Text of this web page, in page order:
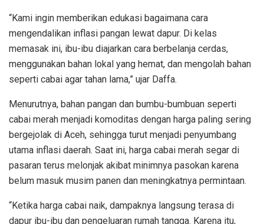
“Kami ingin memberikan edukasi bagaimana cara
mengendalikan inflasi pangan lewat dapur. Di kelas
memasak ini, ibu-ibu diajarkan cara berbelanja cerdas,
menggunakan bahan lokal yang hemat, dan mengolah bahan
seperti cabai agar tahan lama,” ujar Daffa.
Menurutnya, bahan pangan dan bumbu-bumbuan seperti
cabai merah menjadi komoditas dengan harga paling sering
bergejolak di Aceh, sehingga turut menjadi penyumbang
utama inflasi daerah. Saat ini, harga cabai merah segar di
pasaran terus melonjak akibat minimnya pasokan karena
belum masuk musim panen dan meningkatnya permintaan.
“Ketika harga cabai naik, dampaknya langsung terasa di
dapur ibu-ibu dan pengeluaran rumah tangga. Karena itu,